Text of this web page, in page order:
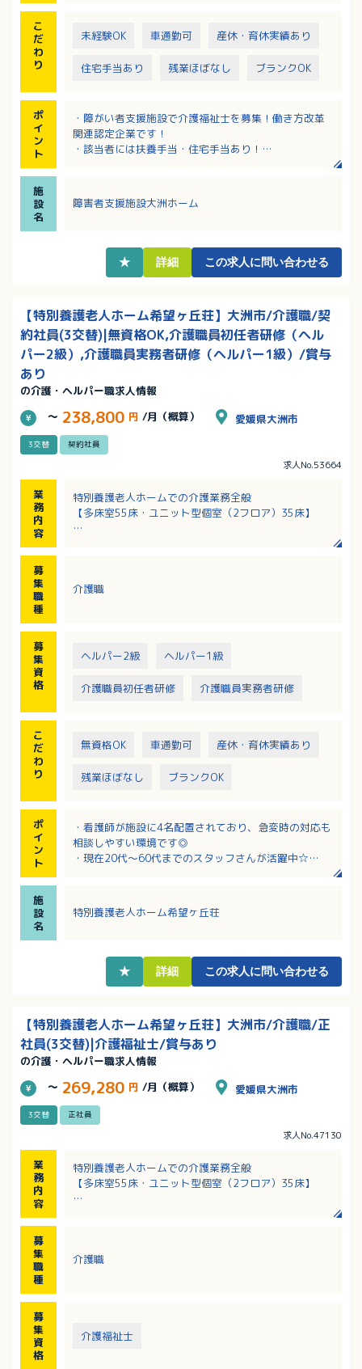
こ
だ
わ
り
未経験OK 車通勤可 産休・育休実績あり
住宅手当あり 残業ほぼなし ブランクOK
ポ
イ
ン
ト
・障がい者支援施設で介護福祉士を募集！働き方改革
関連認定企業です！
・該当者には扶養手当・住宅手当あり！
休暇あり！
・３つの退職金制度で定年後の資産形成を支援！将来
で通勤便利！
施
設
名
障害者支援施設大洲ホーム
★ 詳細 この求人に問い合わせる
【特別養護老人ホーム希望ヶ丘荘】大洲市/介護職/契
約社員(3交替)|無資格OK,介護職員初任者研修（ヘル
パー2級）,介護職員実務者研修（ヘルパー1級）/賞与
あり
の介護・ヘルパー職求人情報
～ 238,800 円 /月（概算） 愛媛県大洲市
3交替 契約社員
求人No.53664
業
務
内
容
特別養護老人ホームでの介護業務全般
【多床室55床・ユニット型個室（2フロア）35床】
・入居者層：平均介護度 4.2 （胃ろう、経管栄養など
・教育体制：専任で担当者が1名つきます。教育期間は
また定期面談も月1回程度のペースで実施しておりま
す。
・夜勤体制：多床室/介護職2名、ユニット型/1フロ
募
集
職
種
介護職
募
集
資
格
ヘルパー2級 ヘルパー1級
介護職員初任者研修 介護職員実務者研修
こ
だ
わ
り
無資格OK 車通勤可 産休・育休実績あり
残業ほぼなし ブランクOK
ポ
イ
ン
ト
・看護師が施設に4名配置されており、急変時の対応も
相談しやすい環境です◎
・現在20代～60代までのスタッフさんが活躍中☆
・夜勤は21：15～7：15と拘束時間短め♪
・正社員登用実績あり◎
施
設
名
特別養護老人ホーム希望ヶ丘荘
★ 詳細 この求人に問い合わせる
【特別養護老人ホーム希望ヶ丘荘】大洲市/介護職/正
社員(3交替)|介護福祉士/賞与あり
の介護・ヘルパー職求人情報
～ 269,280 円 /月（概算） 愛媛県大洲市
3交替 正社員
求人No.47130
業
務
内
容
特別養護老人ホームでの介護業務全般
【多床室55床・ユニット型個室（2フロア）35床】
・入居者層：平均介護度 4.2 （胃ろう、経管栄養など
6か月程度を予定してます。業務マニュアル：有
募
集
職
種
介護職
募
集
資
格
介護福祉士